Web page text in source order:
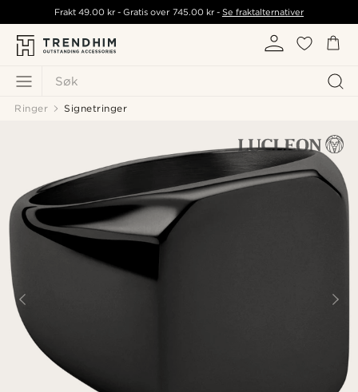
Søk
Frakt49.00 kr - Gratis over 745.00 kr- Se fraktalternativer
Ringer Signetringer